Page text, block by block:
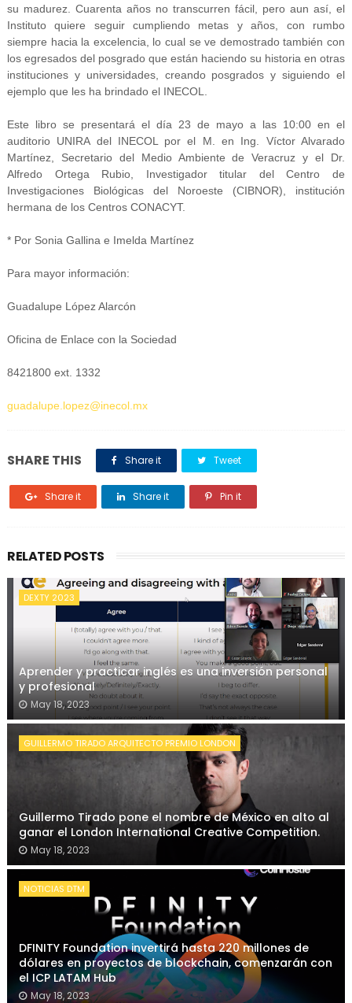
su madurez. Cuarenta años no transcurren fácil, pero aun así, el
Instituto quiere seguir cumpliendo metas y años, con rumbo
siempre hacia la excelencia, lo cual se ve demostrado también con
los egresados del posgrado que están haciendo su historia en otras
instituciones y universidades, creando posgrados y siguiendo el
ejemplo que les ha brindado el INECOL.
Este libro se presentará el día 23 de mayo a las 10:00 en el
auditorio UNIRA del INECOL por el M. en Ing. Víctor Alvarado
Martínez, Secretario del Medio Ambiente de Veracruz y el Dr.
Alfredo Ortega Rubio, Investigador titular del Centro de
Investigaciones Biológicas del Noroeste (CIBNOR), institución
hermana de los Centros CONACYT.
* Por Sonia Gallina e Imelda Martínez
Para mayor información:
Guadalupe López Alarcón
Oficina de Enlace con la Sociedad
8421800 ext. 1332
guadalupe.lopez@inecol.mx
SHARE THIS Share it Tweet
Share it Share it Pin it
RELATED POSTS
DEXTY 2023
Aprender y practicar inglés es una inversión personal
y profesional
May 18, 2023
GUILLERMO TIRADO ARQUITECTO PREMIO LONDON
Guillermo Tirado pone el nombre de México en alto al
ganar el London International Creative Competition.
May 18, 2023
NOTICIAS DTM
DFINITY Foundation invertirá hasta 220 millones de
dólares en proyectos de blockchain, comenzarán con
el ICP LATAM Hub
May 18, 2023